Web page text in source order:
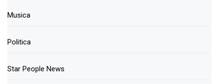
Musica
Politica
Star People News